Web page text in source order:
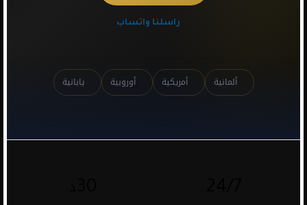
راسلنا واتساب
ألمانية أمريكية أوروبية يابانية